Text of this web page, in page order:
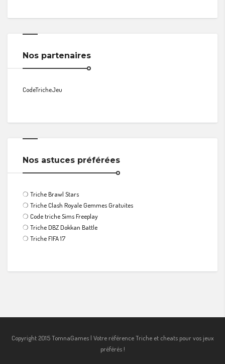
Nos partenaires
CodeTricheJeu
Nos astuces préférées
❍ Triche Brawl Stars
❍ Triche Clash Royale Gemmes Gratuites
❍ Code triche Sims Freeplay
❍ Triche DBZ Dokkan Battle
❍ Triche FIFA 17
Copyright 2015 TomnaGames | Votre référence Triche et cheats pour vos jeux
préférés !